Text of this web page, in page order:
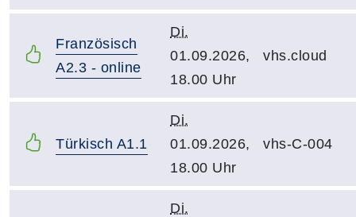
Französisch
A2.3 - online
Di.
01.09.2026,
18.00 Uhr
vhs.cloud
Türkisch A1.1
Di.
01.09.2026,
18.00 Uhr
vhs-C-004
Di.